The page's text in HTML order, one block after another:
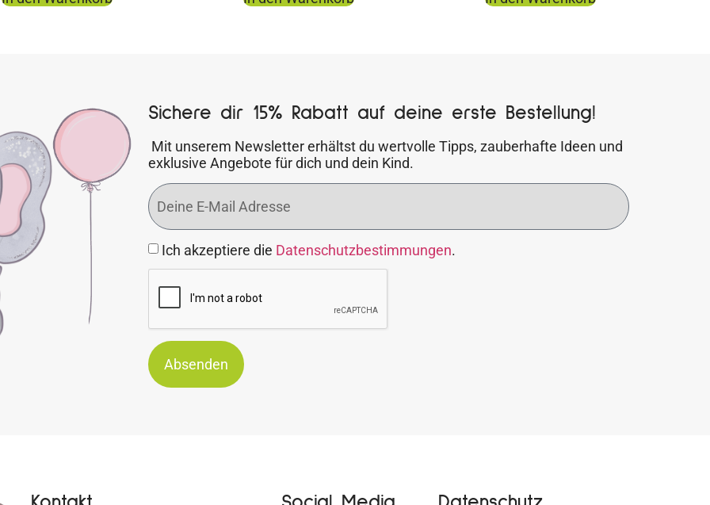
Sichere dir 15% Rabatt auf deine erste Bestellung!
Mit unserem Newsletter erhältst du wertvolle Tipps, zauberhafte Ideen und
exklusive Angebote für dich und dein Kind.
Ich akzeptiere die Datenschutzbestimmungen.
Absenden